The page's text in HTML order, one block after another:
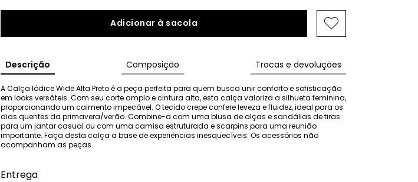
Adicionar à sacola
Descrição Composição Trocas e devoluções
A Calça Iódice Wide Alta Preto é a peça perfeita para quem busca unir conforto e sofisticação
em looks versáteis. Com seu corte amplo e cintura alta, esta calça valoriza a silhueta feminina,
proporcionando um caimento impecável. O tecido crepe confere leveza e fluidez, ideal para os
dias quentes da primavera/verão. Combine-a com uma blusa de alças e sandálias de tiras
para um jantar casual ou com uma camisa estruturada e scarpins para uma reunião
importante. Faça desta calça a base de experiências inesquecíveis. Os acessórios não
acompanham as peças.
Entrega